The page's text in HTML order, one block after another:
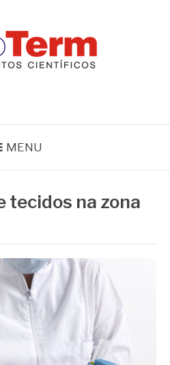
MENU
tecidos na zona